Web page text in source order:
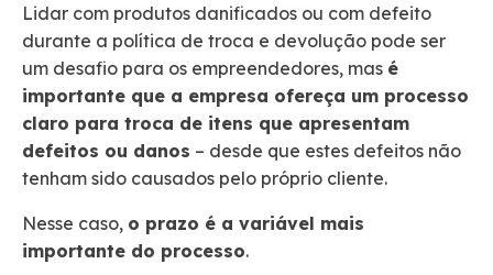
Lidar com produtos danificados ou com defeito
durante a política de troca e devolução pode ser
um desafio para os empreendedores, mas é
importante que a empresa ofereça um processo
claro para troca de itens que apresentam
defeitos ou danos – desde que estes defeitos não
tenham sido causados pelo próprio cliente.
Nesse caso, o prazo é a variável mais
importante do processo.